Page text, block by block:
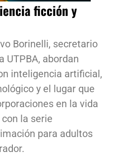
ficción y
Borinelli, secretario
UTPBA, abordan
inteligencia artificial,
y el lugar que
en la vida
la serie
para adultos